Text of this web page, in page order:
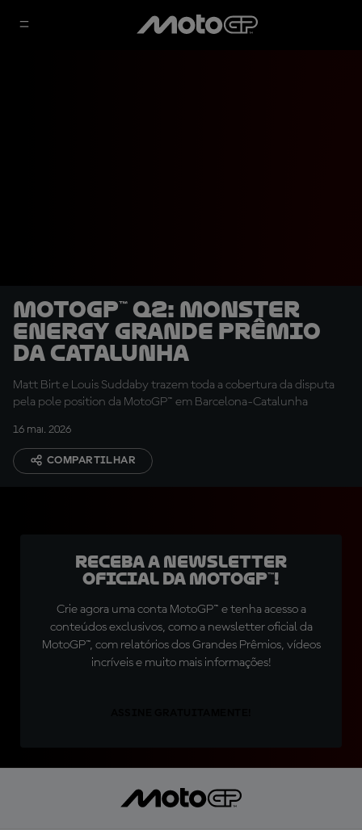
MotoGP™ Q2: Monster
Energy Grande Prêmio
da Catalunha
Matt Birt e Louis Suddaby trazem toda a cobertura da disputa
pela pole position da MotoGP™ em Barcelona-Catalunha
16 mai. 2026
COMPARTILHAR
Receba a newsletter
oficial da MotoGP™!
Crie agora uma conta MotoGP™ e tenha acesso a
conteúdos exclusivos, como a newsletter oficial da
MotoGP™, com relatórios dos Grandes Prêmios, vídeos
incríveis e muito mais informações!